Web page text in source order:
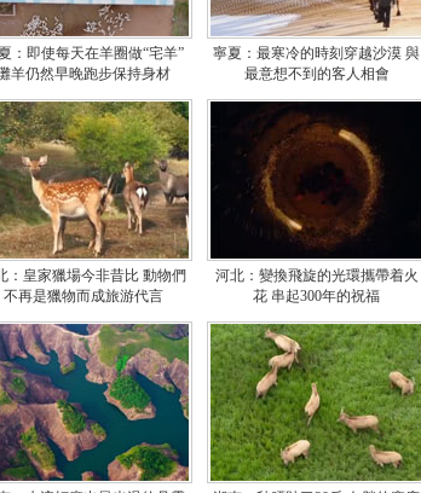
：即使每天在羊圈做“宅羊”
羊仍然早晚跑步保持身材
寧夏：最寒冷的時刻穿越沙漠 與
最意想不到的客人相會
：皇家獵場今非昔比 動物們
不再是獵物而成旅游代言
河北：變換飛旋的光環攜帶着火
花 串起300年的祝福